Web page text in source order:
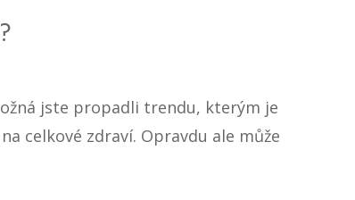
jste propadli trendu, kterým je
celkové zdraví. Opravdu ale může